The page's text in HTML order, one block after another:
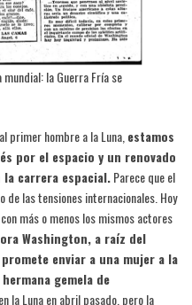
la Guerra Fría se
primer hombre a la Luna, estamos
por el espacio y un renovado
carrera espacial.Parece que el
las tensiones internacionales. Hoy
más o menos los mismos actores
Washington, a raíz del
enviar a una mujer a la
gemela de
la Luna en abril pasado, pero la